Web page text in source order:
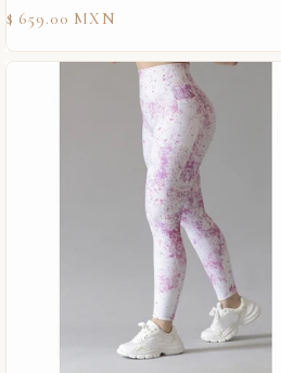
Precio
habitual
$ 659.00 MXN